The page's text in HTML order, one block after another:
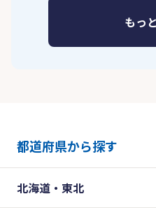
もっ
都道府県から探す
北海道・東北